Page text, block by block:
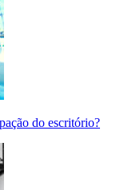
do escritório?